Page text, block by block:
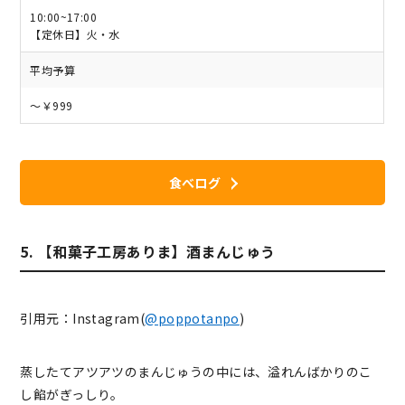
10:00~17:00
【定休日】火・水
平均予算
～￥999
食べログ
5. 【和菓子工房ありま】酒まんじゅう
引用元：Instagram(@poppotanpo)
蒸したてアツアツのまんじゅうの中には、溢れんばかりのこ
し餡がぎっしり。